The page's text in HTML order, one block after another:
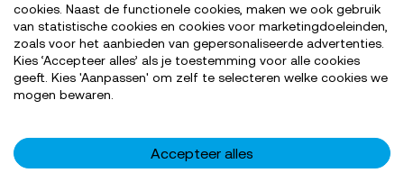
AI mist bovendien de menselijke nuances die juist
overtuigen: een specifieke ervaring, een persoonlijke
motivatie of een woordkeuze die typisch bij jou past.
Daardoor kan je brief al snel afstandelijk of
nooit letterlijk, maar herschrijf zinnen in jouw eigen stijl
en voeg voorbeelden toe die alleen jij kunt geven — wat
cookies. Naast de functionele cookies, maken we ook gebruik
van statistische cookies en cookies voor marketingdoeleinden,
zoals voor het aanbieden van gepersonaliseerde advertenties.
Kies ‘Accepteer alles’ als je toestemming voor alle cookies
geeft. Kies 'Aanpassen' om zelf te selecteren welke cookies we
mogen bewaren.
Accepteer alles